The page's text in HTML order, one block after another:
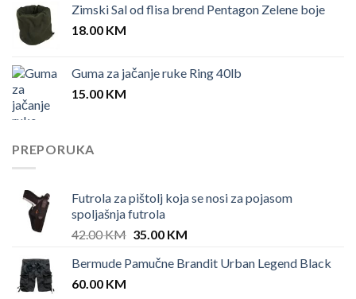
Zimski Sal od flisa brend Pentagon Zelene boje
18.00 KM
Guma za jačanje ruke Ring 40lb
15.00 KM
PREPORUKA
Futrola za pištolj koja se nosi za pojasom
spoljašnja futrola
42.00KM Original
was:
35.00 KMCurrent
is:
Bermude Pamučne Brandit Urban Legend Black
60.00 KM